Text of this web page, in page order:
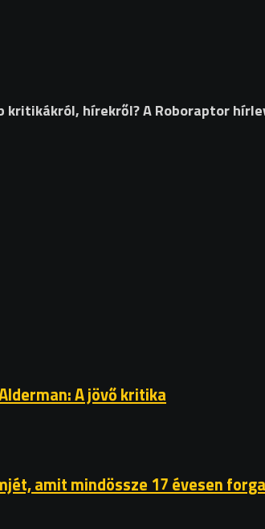
hírekről? A Roboraptor
A jövő kritika
amit mindössze 17 évesen